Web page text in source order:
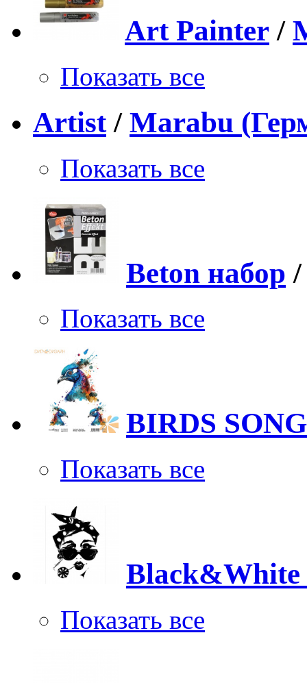
Art Painter /
Показать все
Artist/ Marabu
Показать все
Beton набор
Показать все
BIRDS
Показать все
Black&White
Показать все